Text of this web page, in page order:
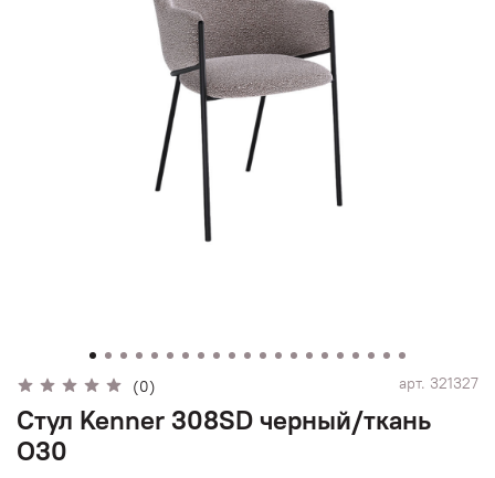
(0) арт. 321327
Стул Kenner 308SD черный/ткань
O30